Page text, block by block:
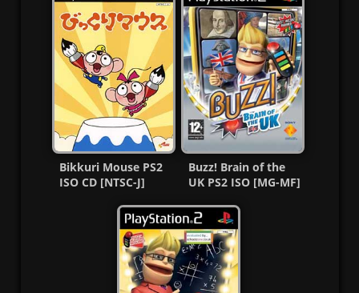
Bikkuri Mouse PS2
ISO CD [NTSC-J]
Buzz! Brain of the
UK PS2 ISO [MG-MF]